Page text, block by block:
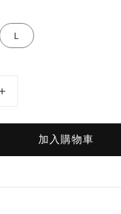
L
加入購物車